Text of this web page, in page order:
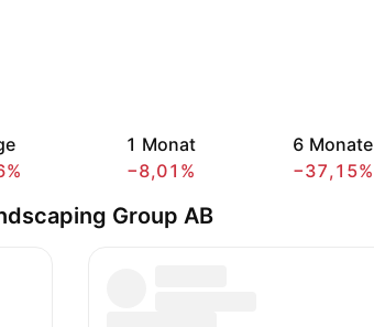
1 Monat
−8,01%
6 Monate
−37,15%
Group AB